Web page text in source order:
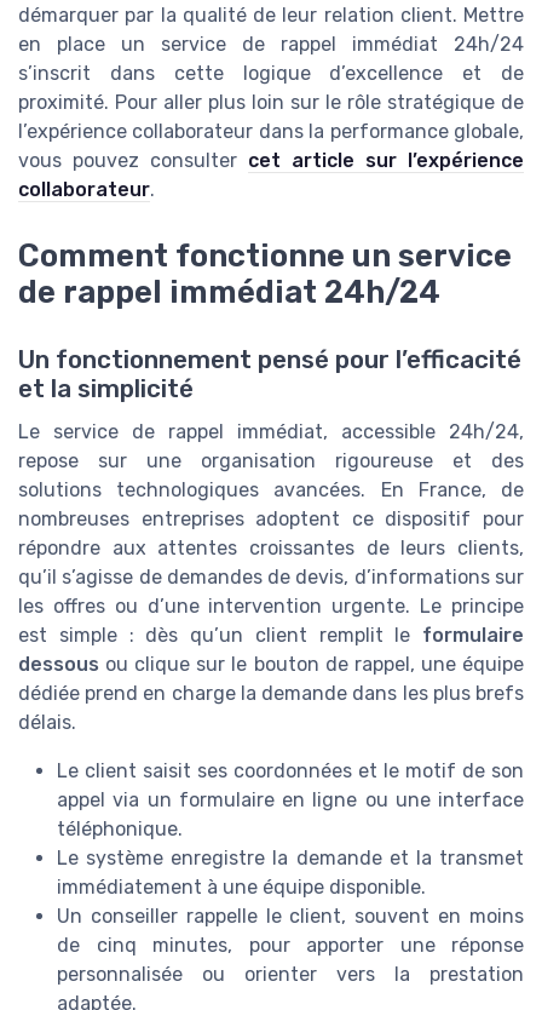
démarquer par la qualité de leur relation client. Mettre
en place un service de rappel immédiat 24h/24
s’inscrit dans cette logique d’excellence et de
proximité. Pour aller plus loin sur le rôle stratégique de
l’expérience collaborateur dans la performance globale,
vous pouvez consulter cet article sur l’expérience
collaborateur.
Comment fonctionne un service
de rappel immédiat 24h/24
Un fonctionnement pensé pour l’efficacité
et la simplicité
Le service de rappel immédiat, accessible 24h/24,
repose sur une organisation rigoureuse et des
solutions technologiques avancées. En France, de
nombreuses entreprises adoptent ce dispositif pour
répondre aux attentes croissantes de leurs clients,
qu’il s’agisse de demandes de devis, d’informations sur
les offres ou d’une intervention urgente. Le principe
est simple : dès qu’un client remplit le formulaire
dessous ou clique sur le bouton de rappel, une équipe
dédiée prend en charge la demande dans les plus brefs
délais.
Le client saisit ses coordonnées et le motif de son
appel via un formulaire en ligne ou une interface
téléphonique.
Le système enregistre la demande et la transmet
immédiatement à une équipe disponible.
Un conseiller rappelle le client, souvent en moins
de cinq minutes, pour apporter une réponse
personnalisée ou orienter vers la prestation
adaptée.